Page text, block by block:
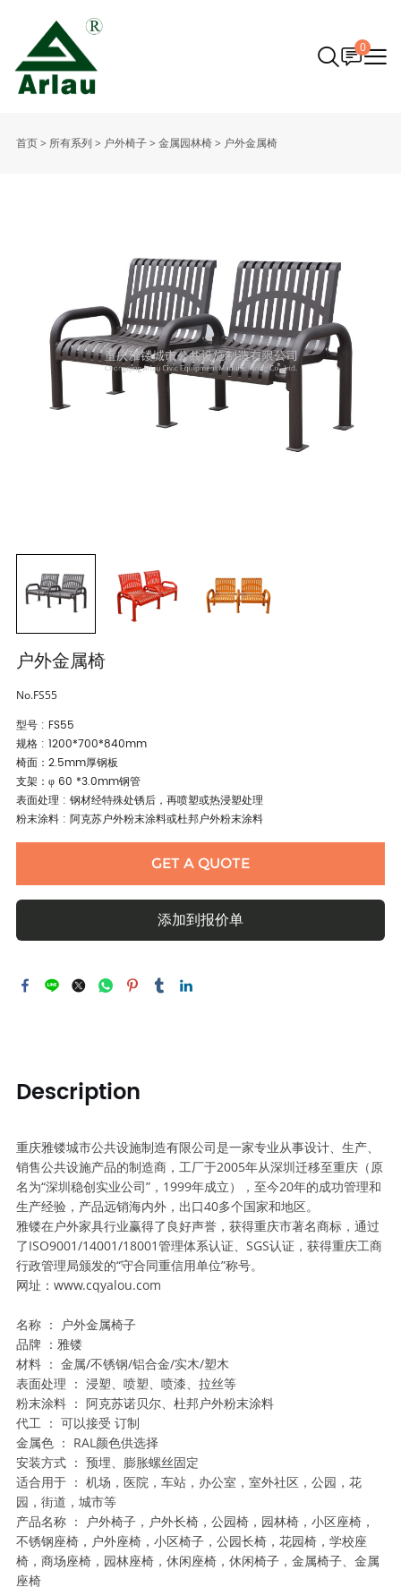
0
首页> 所有系列 > 户外椅子> 金属园林椅> 户外金属椅
户外金属椅
No.FS55
型号 : FS55
规格 : 1200*700*840mm
椅面：2.5mm厚钢板
支架：φ 60 *3.0mm钢管
表面处理 : 钢材经特殊处锈后，再喷塑或热浸塑处理
粉末涂料 : 阿克苏户外粉末涂料或杜邦户外粉末涂料
GET A QUOTE
添加到报价单
Description
重庆雅镂城市公共设施制造有限公司是一家专业从事设计、生产、
销售公共设施产品的制造商，工厂于2005年从深圳迁移至重庆（原
名为“深圳稳创实业公司”，1999年成立），至今20年的成功管理和
生产经验，产品远销海内外，出口40多个国家和地区。
雅镂在户外家具行业赢得了良好声誉，获得重庆市著名商标，通过
了ISO9001/14001/18001管理体系认证、SGS认证，获得重庆工商
行政管理局颁发的“守合同重信用单位”称号。
网址：www.cqyalou.com
名称 ： 户外金属椅子
品牌 ：雅镂
材料 ： 金属/不锈钢/铝合金/实木/塑木
表面处理 ： 浸塑、喷塑、喷漆、拉丝等
粉末涂料 ： 阿克苏诺贝尔、杜邦户外粉末涂料
代工 ： 可以接受 订制
金属色 ： RAL颜色供选择
安装方式 ： 预埋、膨胀螺丝固定
适合用于 ： 机场，医院，车站，办公室，室外社区，公园，花
园，街道，城市等
产品名称 ： 户外椅子，户外长椅，公园椅，园林椅，小区座椅，
不锈钢座椅，户外座椅，小区椅子，公园长椅，花园椅，学校座
椅，商场座椅，园林座椅，休闲座椅，休闲椅子，金属椅子、金属
座椅